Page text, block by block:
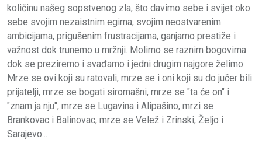
količinu našeg sopstvenog zla, što davimo sebe i svijet oko
sebe svojim nezaistnim egima, svojim neostvarenim
ambicijama, prigušenim frustracijama, ganjamo prestiže i
važnost dok trunemo u mržnji. Molimo se raznim bogovima
dok se preziremo i svađamo i jedni drugim najgore želimo.
Mrze se ovi koji su ratovali, mrze se i oni koji su do jučer bili
prijatelji, mrze se bogati siromašni, mrze se "ta će on" i
"znam ja nju", mrze se Lugavina i Alipašino, mrzi se
Brankovac i Balinovac, mrze se Velež i Zrinski, Željo i
Sarajevo...